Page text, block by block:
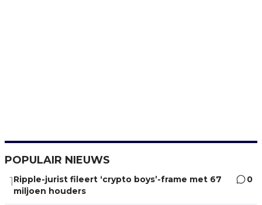
POPULAIR NIEUWS
1Ripple-jurist fileert ‘crypto boys’-frame met 67
miljoen houders
0